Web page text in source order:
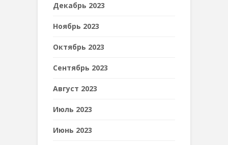
Декабрь 2023
Ноябрь 2023
Октябрь 2023
Сентябрь 2023
Август 2023
Июль 2023
Июнь 2023